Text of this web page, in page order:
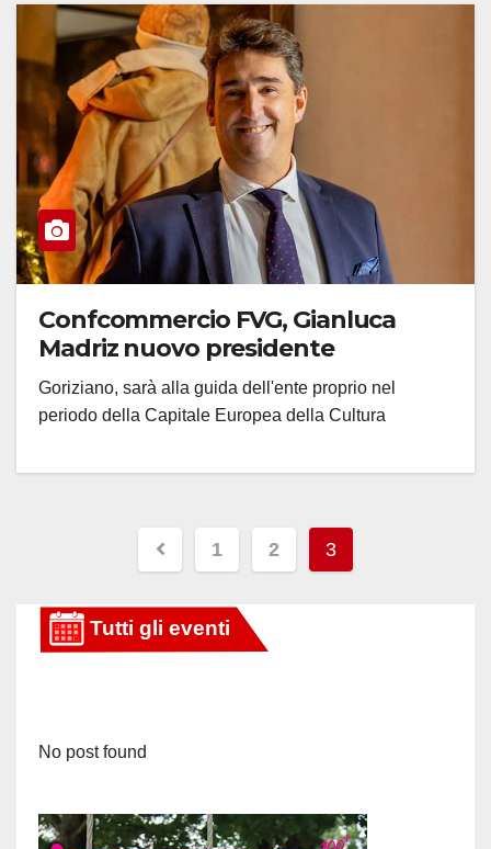
Confcommercio FVG, Gianluca
Madriz nuovo presidente
Goriziano, sarà alla guida dell'ente proprio nel
periodo della Capitale Europea della Cultura
Paginazione
degli
articoli
1 2 3
No post found